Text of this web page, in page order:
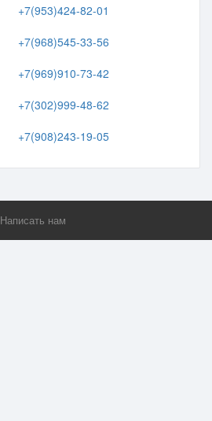
+7(953)424-82-01
+7(968)545-33-56
+7(969)910-73-42
+7(302)999-48-62
+7(908)243-19-05
Написать нам